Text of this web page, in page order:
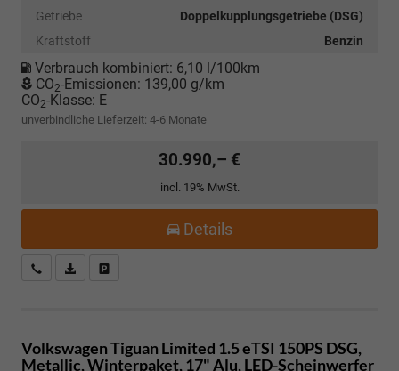
Getriebe
Doppelkupplungsgetriebe (DSG)
Kraftstoff
Benzin
Verbrauch kombiniert: 6,10 l/100km
CO2-Emissionen: 139,00 g/km
CO2-Klasse: E
unverbindliche Lieferzeit: 4-6 Monate
30.990,– €
incl. 19% MwSt.
Details
Kostenloser Rückruf-Service
PDF-Datei, Fahrzeugexposé drucken
Volkswagen TiguanLimited 1.5 eTSI 150PS DSG,
Metallic, Winterpaket, 17" Alu, LED-Scheinwerfer